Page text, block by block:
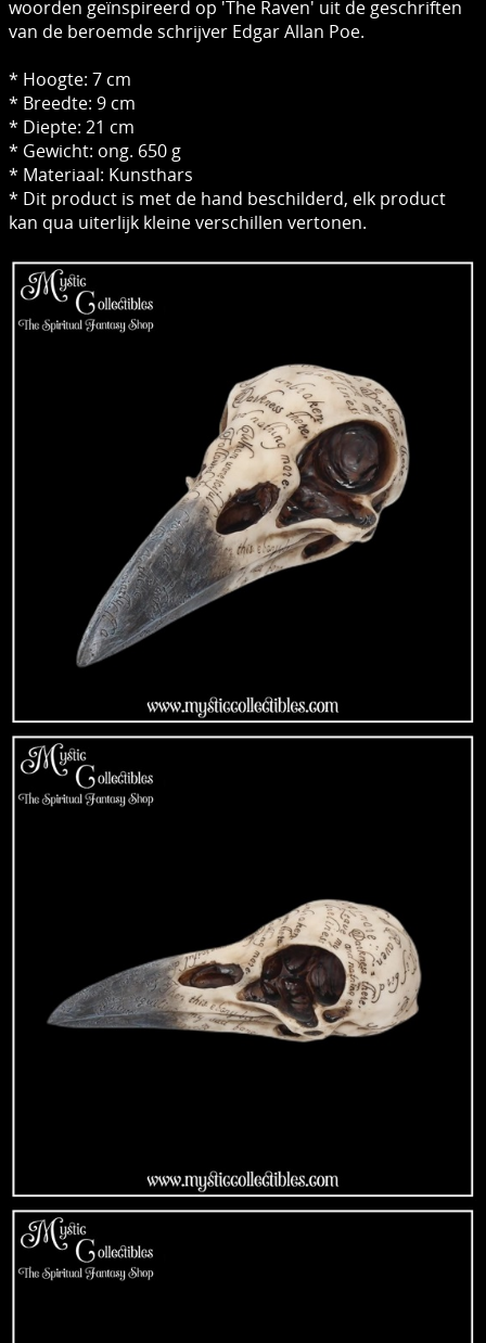
woorden geïnspireerd op 'The Raven' uit de geschriften
van de beroemde schrijver Edgar Allan Poe.
* Hoogte: 7 cm
* Breedte: 9 cm
* Diepte: 21 cm
* Gewicht: ong. 650 g
* Materiaal: Kunsthars
* Dit product is met de hand beschilderd, elk product
kan qua uiterlijk kleine verschillen vertonen.